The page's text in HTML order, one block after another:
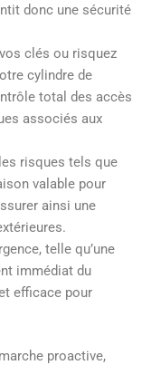
donc une sécurité
clés ou risquez
cylindre de
total des accès
associés aux
risques tels que
valable pour
ainsi une
telle qu’une
immédiat du
efficace pour
proactive,